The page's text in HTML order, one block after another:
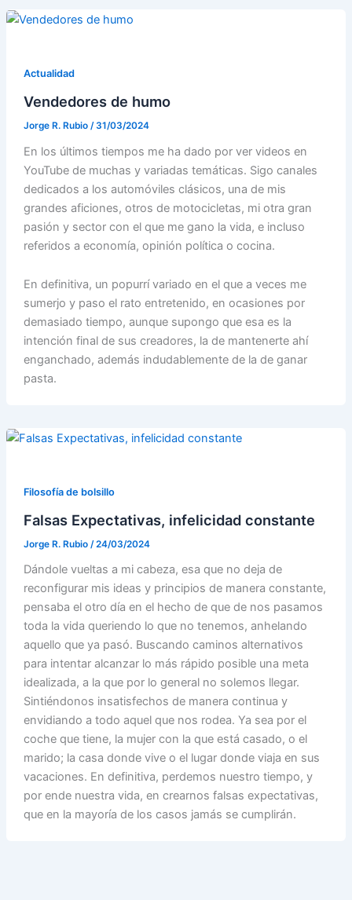
Actualidad
Vendedores de humo
Jorge R. Rubio /31/03/2024
En los últimos tiempos me ha dado por ver videos en
YouTube de muchas y variadas temáticas. Sigo canales
dedicados a los automóviles clásicos, una de mis
grandes aficiones, otros de motocicletas, mi otra gran
pasión y sector con el que me gano la vida, e incluso
referidos a economía, opinión política o cocina.
En definitiva, un popurrí variado en el que a veces me
sumerjo y paso el rato entretenido, en ocasiones por
demasiado tiempo, aunque supongo que esa es la
intención final de sus creadores, la de mantenerte ahí
enganchado, además indudablemente de la de ganar
pasta.
Filosofía de bolsillo
Falsas Expectativas, infelicidad constante
Jorge R. Rubio /24/03/2024
Dándole vueltas a mi cabeza, esa que no deja de
reconfigurar mis ideas y principios de manera constante,
pensaba el otro día en el hecho de que de nos pasamos
toda la vida queriendo lo que no tenemos, anhelando
aquello que ya pasó. Buscando caminos alternativos
para intentar alcanzar lo más rápido posible una meta
idealizada, a la que por lo general no solemos llegar.
Sintiéndonos insatisfechos de manera continua y
envidiando a todo aquel que nos rodea. Ya sea por el
coche que tiene, la mujer con la que está casado, o el
marido; la casa donde vive o el lugar donde viaja en sus
vacaciones. En definitiva, perdemos nuestro tiempo, y
por ende nuestra vida, en crearnos falsas expectativas,
que en la mayoría de los casos jamás se cumplirán.